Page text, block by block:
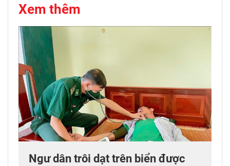
Xem thêm
Ngư dân trôi dạt trên biển được